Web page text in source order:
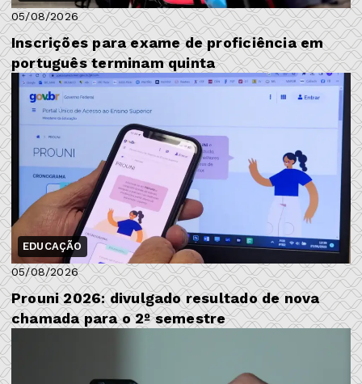
05/08/2026
Inscrições para exame de proficiência em
português terminam quinta
EDUCAÇÃO
05/08/2026
Prouni 2026: divulgado resultado de nova
chamada para o 2º semestre